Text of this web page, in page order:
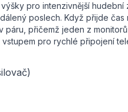
pro intenzivnější
poslech. Když přijde
páru, přičemž jeden z
vstupem pro rychlé připojení